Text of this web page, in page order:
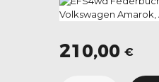
KONTAKT
210,00 €